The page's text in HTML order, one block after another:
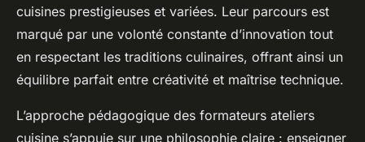
cuisines prestigieuses et variées. Leur parcours est
marqué par une volonté constante d’innovation tout
en respectant les traditions culinaires, offrant ainsi un
équilibre parfait entre créativité et maîtrise technique.
L’approche pédagogique des formateurs ateliers
cuisine s’appuie sur une philosophie claire : enseigner